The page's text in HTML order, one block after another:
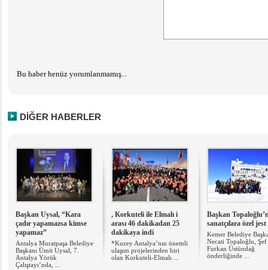
Bu haber henüz yorumlanmamış...
DİĞER HABERLER
Başkan Uysal, “Kara
çadır yapamazsa kimse
yapamaz”
Antalya Muratpaşa Belediye
Başkanı Ümit Uysal, 7.
Antalya Yörük
Çalıştayı’nda, ...
, Korkuteli ile Elmalı i
arası 46 dakikadan 25
dakikaya indi
*Kuzey Antalya’nın önemli
ulaşım projelerinden biri
olan Korkuteli-Elmalı ...
Başkan
sanatçılara özel jest
Kemer Belediye
Necati Topaloğlu, Şef
Furkan Üstündağ
önderliğinde ...